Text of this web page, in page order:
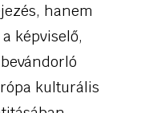
hanem
képviselő,
kulturális